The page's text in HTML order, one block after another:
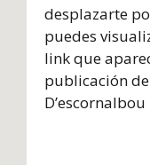
desplazarte
puedes
link que
publicación